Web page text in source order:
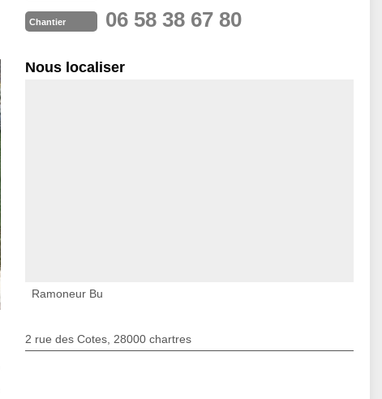
Chantier 06 58 38 67 80
Nous localiser
Ramoneur Bu
2 rue des Cotes, 28000 chartres